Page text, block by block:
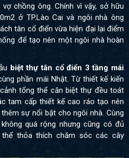
chồng ông. Chính vì vậy, sở hữu
ở TP.Lào Cai và ngôi nhà ông
tân cổ điển vừa hiện đại lại điểm
để tạo nên một ngôi nhà hoàn
biệt thự tân cổ điển 3 tầng mái
phần mái Nhật. Từ thiết kế kiến
tổng thể căn biệt thự đều toát
tam cấp thiết kế cao ráo tạo nên
sự nổi bật cho ngôi nhà. Cùng
quá rộng nhưng cũng có đủ
thỏa thích chăm sóc các cây